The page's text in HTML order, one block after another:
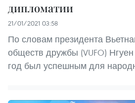
дипломатии
21/01/2021 03:58
По словам президента
обществ дружбы (VUFO)
год был успешным для